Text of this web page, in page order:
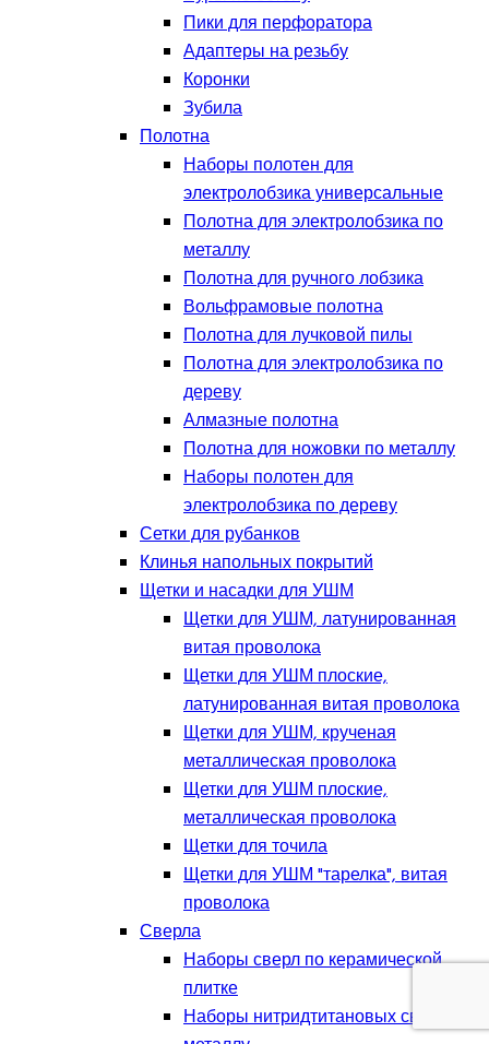
Пики для перфоратора
Адаптеры на резьбу
Коронки
Зубила
Полотна
Наборы полотен для
электролобзика универсальные
Полотна для электролобзика по
металлу
Полотна для ручного лобзика
Вольфрамовые полотна
Полотна для лучковой пилы
Полотна для электролобзика по
дереву
Алмазные полотна
Полотна для ножовки по металлу
Наборы полотен для
электролобзика по дереву
Сетки для рубанков
Клинья напольных покрытий
Щетки и насадки для УШМ
Щетки для УШМ, латунированная
витая проволока
Щетки для УШМ плоские,
латунированная витая проволока
Щетки для УШМ, крученая
металлическая проволока
Щетки для УШМ плоские,
металлическая проволока
Щетки для точила
Щетки для УШМ "тарелка", витая
проволока
Сверла
Наборы сверл по керамической
плитке
Наборы нитридтитановых сверл по